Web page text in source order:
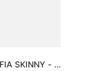
SKINNY -